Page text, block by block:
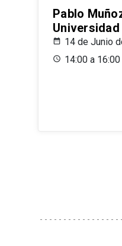
Pablo
14 de Junio
14:00 a 16:00